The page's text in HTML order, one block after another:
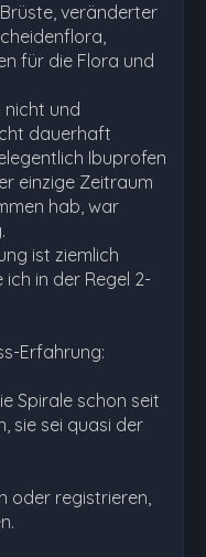
veränderter
für die Flora und
nicht und
dauerhaft
Ibuprofen
einzige Zeitraum
hab, war
ist ziemlich
in der Regel 2-
Erfahrung:
Spirale schon seit
sie sei quasi der
oder registrieren,